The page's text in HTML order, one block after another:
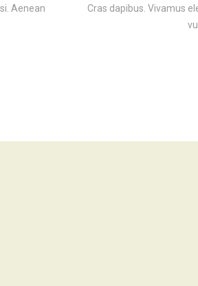
Aenean
Cras dapibus. Vivamus